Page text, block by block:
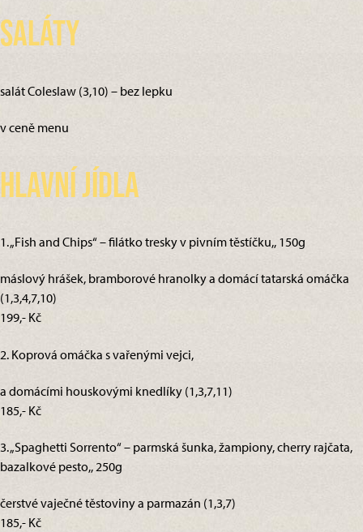
Saláty
salát Coleslaw (3,10) – bez lepku
v ceně menu
Hlavní jídla
1. „Fish and Chips“ – filátko tresky v pivním těstíčku,, 150g
máslový hrášek, bramborové hranolky a domácí tatarská omáčka
(1,3,4,7,10)
199,- Kč
2. Koprová omáčka s vařenými vejci,
a domácími houskovými knedlíky (1,3,7,11)
185,- Kč
3. „Spaghetti Sorrento“ – parmská šunka, žampiony, cherry rajčata,
bazalkové pesto,, 250g
čerstvé vaječné těstoviny a parmazán (1,3,7)
185,- Kč